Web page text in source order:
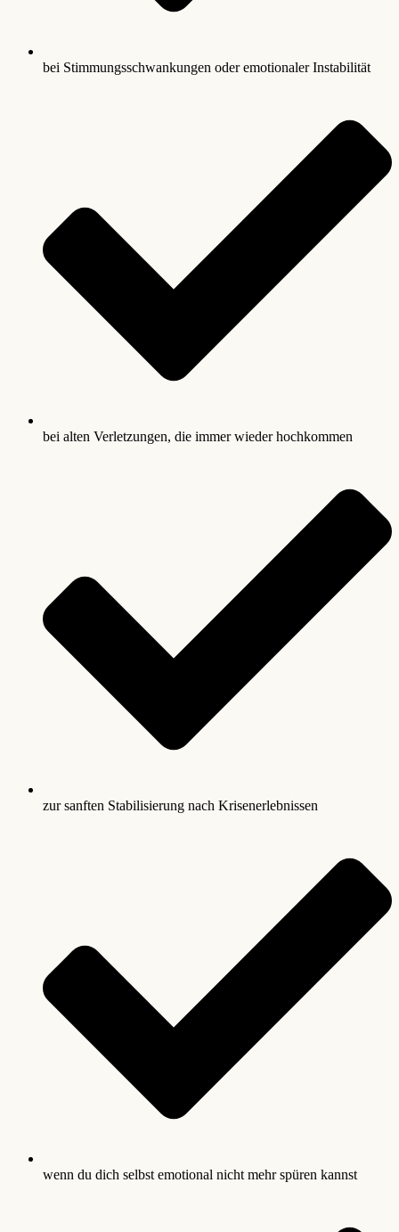
bei Stimmungsschwankungen oder emotionaler Instabilität
bei alten Verletzungen, die immer wieder hochkommen
zur sanften Stabilisierung nach Krisenerlebnissen
wenn du dich selbst emotional nicht mehr spüren kannst